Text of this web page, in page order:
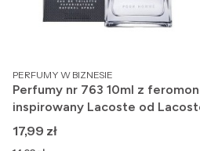
PRODUCENT
PERFUMY W BIZNESIE
Perfumy nr 763 10ml z
inspirowany Lacoste od
Cena
17,99 zł